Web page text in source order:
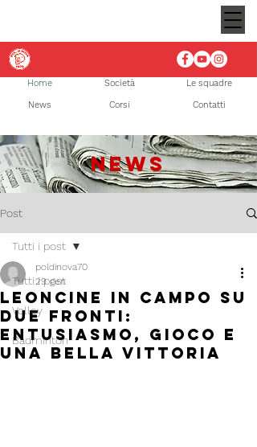
Home Società
News Corsi
Le squadre
Contatti
NEWS
Post
Tutti i post
Volley
Badminton
Tutti i post
Leoncine in campo su
due fronti:
entusiasmo, gioco e
una bella vittoria
poldinova70
29 gen